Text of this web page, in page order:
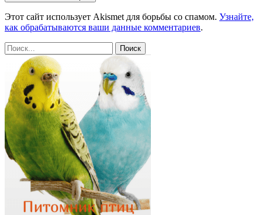
Этот сайт использует Akismet для борьбы со спамом. Узнайте,
как обрабатываются ваши данные комментариев.